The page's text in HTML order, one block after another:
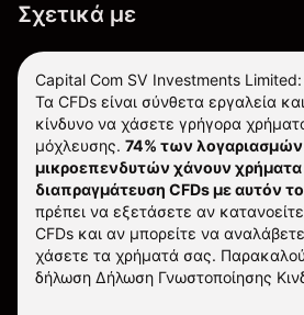
Σχετικά με
Capital Com SV Investments Limited:
Τα CFDs είναι σύνθετα εργαλεία
κίνδυνο να χάσετε γρήγορα
μόχλευσης. 74% των
μικροεπενδυτών χάνουν χρήματα
διαπραγμάτευση CFDs με αυτόν
πρέπει να εξετάσετε αν
CFDs και αν μπορείτε να
χάσετε τα χρήματά σας.
δήλωση Δήλωση Γνωστοποίησης